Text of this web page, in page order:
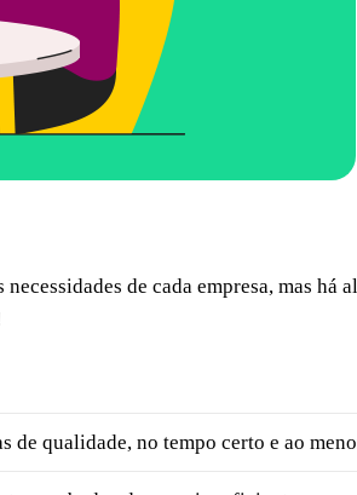
de cada empresa, mas há
de qualidade, no tempo certo e ao